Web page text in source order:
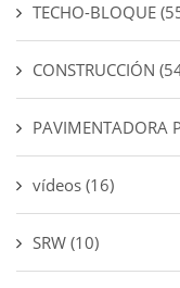
TECHO-BLOQUE
CONSTRUCCIÓN
PAVIMENTADORA
vídeos (16)
SRW (10)